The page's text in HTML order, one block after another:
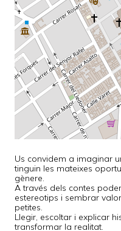
Us convidem a imaginar
tinguin les mateixes
gènere.
A través dels contes
estereotips i sembrar
petites.
Llegir, escoltar i explicar
transformar la realitat.